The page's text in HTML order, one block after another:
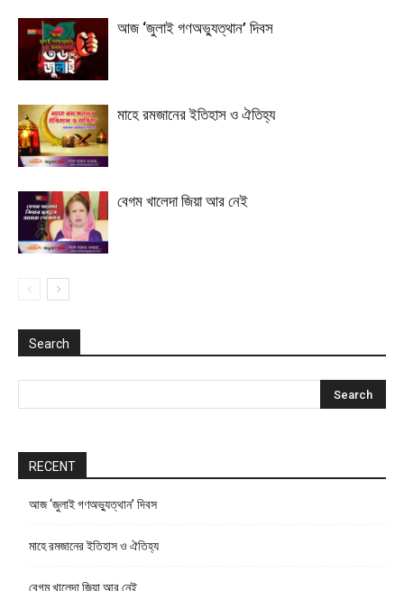
আজ ‘জুলাই গণঅভ্যুত্থান’ দিবস
মাহে রমজানের ইতিহাস ও ঐতিহ্য
বেগম খালেদা জিয়া আর নেই
Search
RECENT
আজ ‘জুলাই গণঅভ্যুত্থান’ দিবস
মাহে রমজানের ইতিহাস ও ঐতিহ্য
বেগম খালেদা জিয়া আর নেই